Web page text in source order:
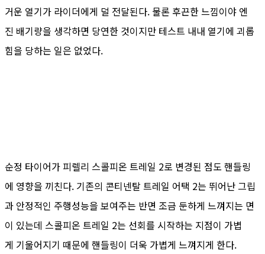
거운 열기가 라이더에게 덜 전달된다. 물론 후끈한 느낌이야 엔
진 배기량을 생각하면 당연한 것이지만 테스트 내내 열기에 괴롭
힘을 당하는 일은 없었다.
순정 타이어가 피렐리 스콜피온 트레일 2로 변경된 점도 핸들링
에 영향을 끼친다. 기존의 콘티넨탈 트레일 어택 2는 뛰어난 그립
과 안정적인 주행성능을 보여주는 반면 조금 둔하게 느껴지는 면
이 있는데 스콜피온 트레일 2는 선회를 시작하는 지점이 가볍
게 기울어지기 때문에 핸들링이 더욱 가볍게 느껴지게 한다.